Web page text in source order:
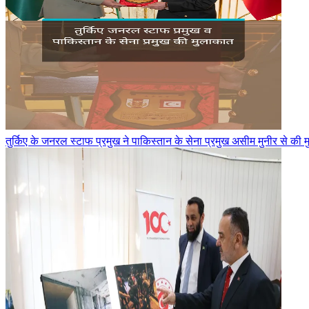
तुर्किए के जनरल स्टाफ प्रमुख ने पाकिस्तान के सेना प्रमुख असीम मुनीर से की